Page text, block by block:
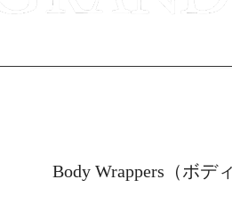
Body Wrappers（ボデ